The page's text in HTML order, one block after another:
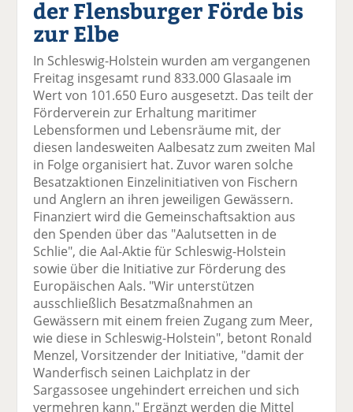
el
a
F
ac
e
b
o
o
k
te
il
e
n
el
t
tt
er
n
el
a
Li
n
k
di
n
te
il
e
n
el
p
E
m
ai
er
se
n
d
e
ck
n
der Flensburger Förde bis
zur Elbe
In Schleswig-Holstein wurden am vergangenen
Freitag insgesamt rund 833.000 Glasaale im
Wert von 101.650 Euro ausgesetzt. Das teilt der
Förderverein zur Erhaltung maritimer
Lebensformen und Lebensräume mit, der
diesen landesweiten Aalbesatz zum zweiten Mal
in Folge organisiert hat. Zuvor waren solche
Besatzaktionen Einzelinitiativen von Fischern
und Anglern an ihren jeweiligen Gewässern.
Finanziert wird die Gemeinschaftsaktion aus
den Spenden über das "Aalutsetten in de
Schlie", die Aal-Aktie für Schleswig-Holstein
sowie über die Initiative zur Förderung des
Europäischen Aals. "Wir unterstützen
ausschließlich Besatzmaßnahmen an
Gewässern mit einem freien Zugang zum Meer,
wie diese in Schleswig-Holstein", betont Ronald
Menzel, Vorsitzender der Initiative, "damit der
Wanderfisch seinen Laichplatz in der
Sargassosee ungehindert erreichen und sich
vermehren kann." Ergänzt werden die Mittel